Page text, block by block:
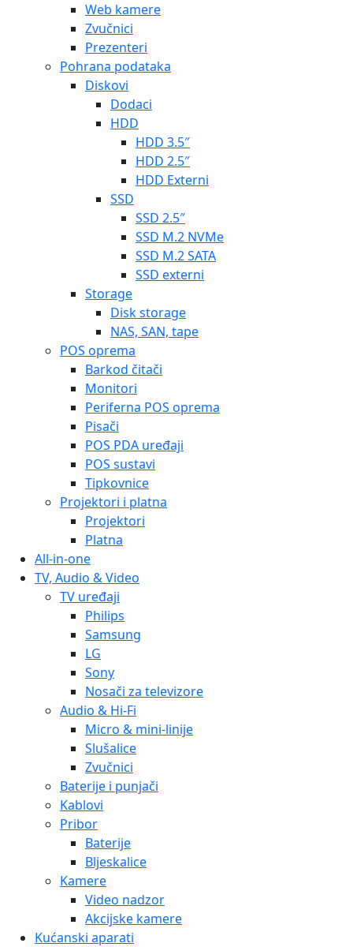
Web kamere
Zvučnici
Prezenteri
Pohrana podataka
Diskovi
Dodaci
HDD
HDD 3.5″
HDD 2.5″
HDD Externi
SSD
SSD 2.5″
SSD M.2 NVMe
SSD M.2 SATA
SSD externi
Storage
Disk storage
NAS, SAN, tape
POS oprema
Barkod čitači
Monitori
Periferna POS oprema
Pisači
POS PDA uređaji
POS sustavi
Tipkovnice
Projektori i platna
Projektori
Platna
All-in-one
TV, Audio & Video
TV uređaji
Philips
Samsung
LG
Sony
Nosači za televizore
Audio & Hi-Fi
Micro & mini-linije
Slušalice
Zvučnici
Baterije i punjači
Kablovi
Pribor
Baterije
Bljeskalice
Kamere
Video nadzor
Akcijske kamere
Kućanski aparati